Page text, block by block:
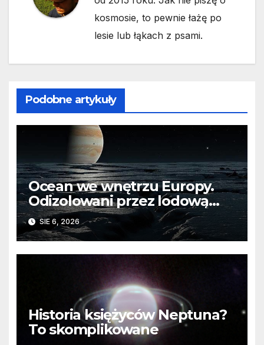
kosmosie, to pewnie łażę po
lesie lub łąkach z psami.
Podobne artykuły
Ocean we wnętrzu Europy.
Odizolowani przez lodową
barierę
SIE 6, 2026
Historia księżyców Neptuna?
To skomplikowane